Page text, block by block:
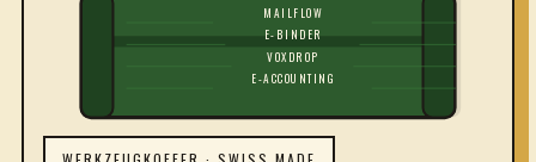
MAILFLOW
E-BINDER
VOXDROP
E-ACCOUNTING